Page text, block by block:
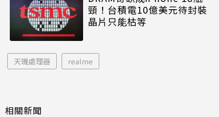
頸！台積電10億美元待封裝
晶片只能枯等
天璣處理器 realme
相關新聞